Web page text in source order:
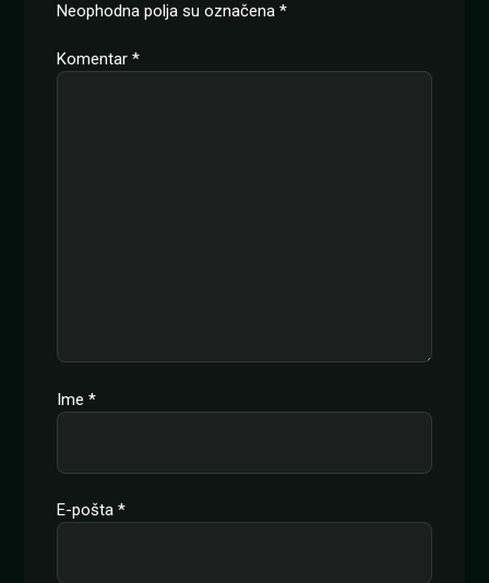
Neophodna polja su označena *
Komentar *
Ime *
E-pošta *